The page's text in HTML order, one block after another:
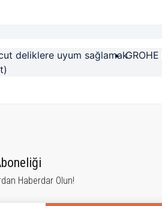
deliklere uyum sağlamakGROHE
siz yapın!
Haberdar Olun!